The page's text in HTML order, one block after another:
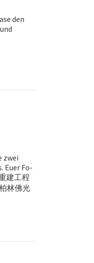
den
zwei
Euer Fo-
建工程
林佛光